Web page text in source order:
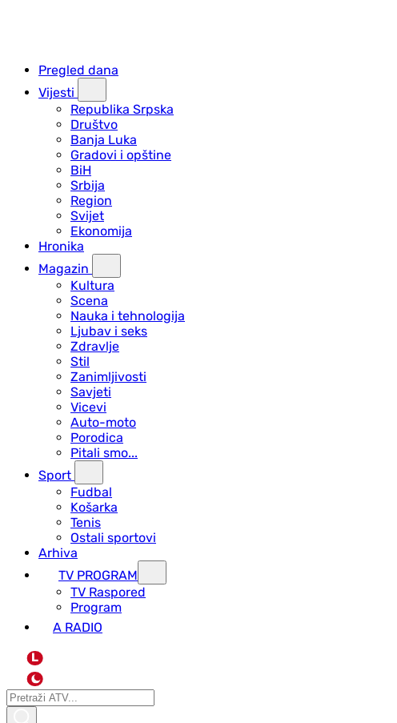
Pregled dana
Vijesti
Republika Srpska
Društvo
Banja Luka
Gradovi i opštine
BiH
Srbija
Region
Svijet
Ekonomija
Hronika
Magazin
Kultura
Scena
Nauka i tehnologija
Ljubav i seks
Zdravlje
Stil
Zanimljivosti
Savjeti
Vicevi
Auto-moto
Porodica
Pitali smo...
Sport
Fudbal
Košarka
Tenis
Ostali sportovi
Arhiva
TV PROGRAM
ТV Raspored
Program
A RADIO
L